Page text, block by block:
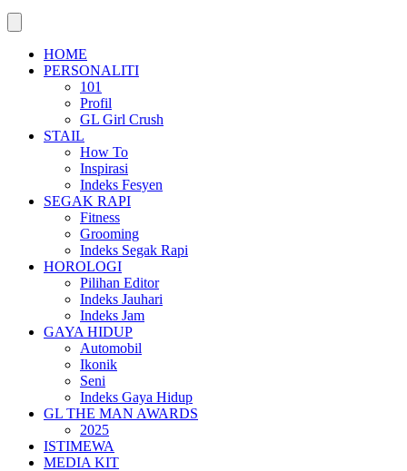
HOME
PERSONALITI
101
Profil
GL Girl Crush
STAIL
How To
Inspirasi
Indeks Fesyen
SEGAK RAPI
Fitness
Grooming
Indeks Segak Rapi
HOROLOGI
Pilihan Editor
Indeks Jauhari
Indeks Jam
GAYA HIDUP
Automobil
Ikonik
Seni
Indeks Gaya Hidup
GL THE MAN AWARDS
2025
ISTIMEWA
MEDIA KIT